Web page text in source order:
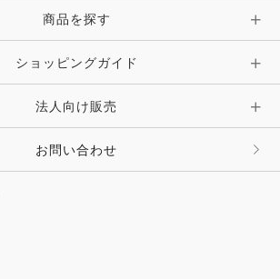
ーケース・革小物
チャーム・ストラップ
ョン雑貨
・コサージュ
リー
商品を探す
ショッピングガイド
法人向け販売
お問い合わせ